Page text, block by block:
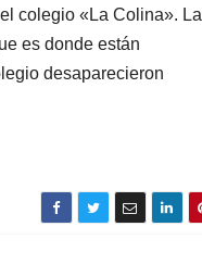
colegio «La Colina». La
es donde están
desaparecieron